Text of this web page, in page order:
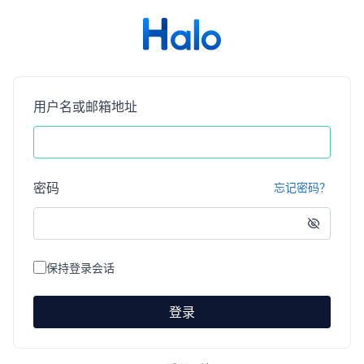
用户名或邮箱地址
密码 忘记密码？
保持登录会话
登录